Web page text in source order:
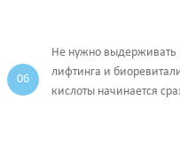
Не нужно выдерживать
лифтинга и
кислоты начинается